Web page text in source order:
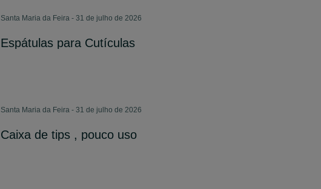
Santa Maria da Feira - 31 de julho de 2026
Espátulas para Cutículas
Santa Maria da Feira - 31 de julho de 2026
Caixa de tips , pouco uso